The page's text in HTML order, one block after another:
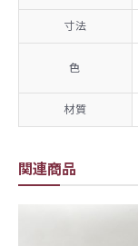
関連商品
寸法
色
材質